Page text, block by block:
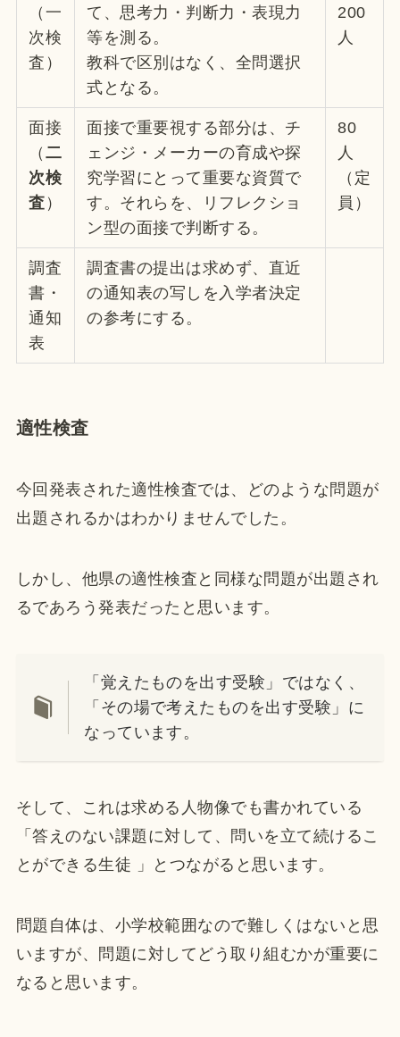
（一
次検
査）
て、思考力・判断力・表現力
等を測る。
教科で区別はなく、全問選択
式となる。
200
人
面接
（ 二
次検
査 ）
面接で重要視する部分は、チ
ェンジ・メーカーの育成や探
究学習にとって重要な資質で
す。それらを、リフレクショ
ン型の面接で判断する。
80
人
（定
員）
調査
書・
通知
表
調査書の提出は求めず、直近
の通知表の写しを入学者決定
の参考にする。
適性検査
今回発表された適性検査では、どのような問題が
出題されるかはわかりませんでした。
しかし、他県の適性検査と同様な問題が出題され
るであろう発表だったと思います。
「覚えたものを出す受験」ではなく、
「その場で考えたものを出す受験」に
なっています。
そして、これは求める人物像でも書かれている
「答えのない課題に対して、問いを立て続けるこ
とができる生徒 」とつながると思います。
問題自体は、小学校範囲なので難しくはないと思
いますが、問題に対してどう取り組むかが重要に
なると思います。